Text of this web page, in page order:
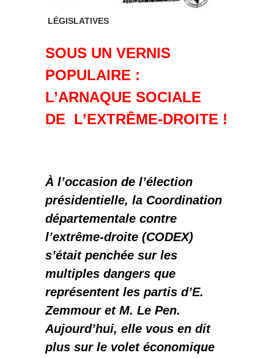
LÉGISLATIVES
SOUS UN VERNIS
POPULAIRE :
L’ARNAQUE SOCIALE
DE L’EXTRÊME-DROITE !
À l’occasion de l’élection
présidentielle, la Coordination
départementale contre
l’extrême-droite (CODEX)
s’était penchée sur les
multiples dangers que
représentent les partis d’E.
Zemmour et M. Le Pen.
Aujourd’hui, elle vous en dit
plus sur le volet économique